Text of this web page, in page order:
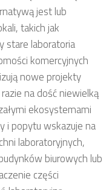
jest lub
takich jak
stare laboratoria
komercyjnych
nowe projekty
na dość niewielką
ekosystemami
i popytu wskazuje na
laboratoryjnych,
biurowych lub
części